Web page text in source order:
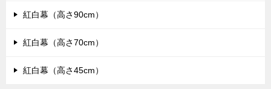
紅白幕（高さ90cm）
紅白幕（高さ70cm）
紅白幕（高さ45cm）